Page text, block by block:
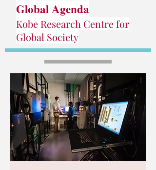
Global Agenda
Kobe Research Centre for
Global Society